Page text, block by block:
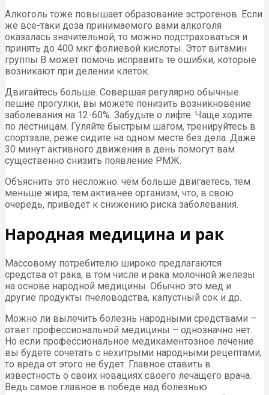
Алкоголь тоже повышает образование эстрогенов. Если
же все-таки доза принимаемого вами алкоголя
оказалась значительной, то можно подстраховаться и
принять до 400 мкг фолиевой кислоты. Этот витамин
группы В может помочь исправить те ошибки, которые
возникают при делении клеток.
Двигайтесь больше. Совершая регулярно обычные
пешие прогулки, вы можете понизить возникновение
заболевания на 12-60%. Забудьте о лифте. Чаще ходите
по лестницам. Гуляйте быстрым шагом, тренируйтесь в
спортзале, реже сидите на одном месте без дела. Даже
30 минут активного движения в день помогут вам
существенно снизить появление РМЖ.
Объяснить это несложно: чем больше двигаетесь, тем
меньше жира, тем активнее организм, что, в свою
очередь, приведет к снижению риска заболевания.
Народная медицина и рак
Массовому потребителю широко предлагаются
средства от рака, в том числе и рака молочной железы
на основе народной медицины. Обычно это мед и
другие продукты пчеловодства, капустный сок и др.
Можно ли вылечить болезнь народными средствами –
ответ профессиональной медицины – однозначно нет.
Но если профессиональное медикаментозное лечение
вы будете сочетать с нехитрыми народными рецептами,
то вреда от этого не будет. Главное ставить в
известность о своих новациях своего лечащего врача.
Ведь самое главное в победе над болезнью